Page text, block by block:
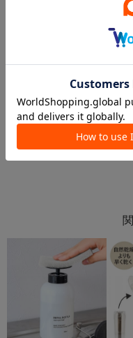
枚方モール店
枚方モール店
3COINS